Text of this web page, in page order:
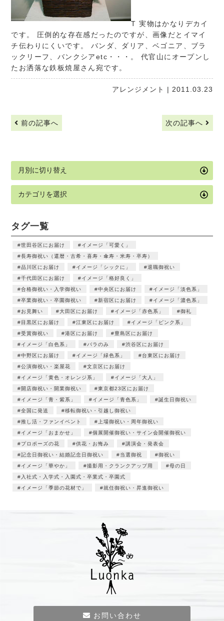
T 実物はかなりデカイ
です。 圧倒的な存在感だったのですが、画像だとイマイ
チ伝わりにくいです。 バンダ、ダリア、ベゴニア、ブラ
ックリーフ、バンクシアetc・・・。 代官山にオープンし
たお洒落な鉄板焼屋さん宛です。
アレンジメント | 2011.03.23
前の記事へ 次の記事へ
タグ一覧
世田谷区にお届け
イメージ「可愛く」
長寿御祝い（還暦・古希・喜寿・傘寿・米寿・卒寿）
品川区にお届け
イメージ「シックに」
退職御祝い
千代田区にお届け
イメージ「格好良く」
合格御祝い・入学御祝い
中央区にお届け
イメージ「淡色系」
卒業御祝い・卒園御祝い
新宿区にお届け
イメージ「濃色系」
お見舞い
大田区にお届け イメージ「赤色系」
御礼
目黒区にお届け
江東区にお届け
イメージ「ピンク系」
受賞御祝い
港区にお届け
豊島区にお届け
イメージ「白色系」
バラのみ
渋谷区にお届け
中野区にお届け
イメージ「緑色系」
台東区にお届け
公演御祝い・楽屋花
文京区にお届け
イメージ「黄色・オレンジ系」
イメージ「大人」
開店御祝い・開業御祝い
東京都23区にお届け
イメージ「青・紫系」
イメージ「青色系」
誕生日御祝い
全国に発送
移転御祝い・引越し御祝い
推し活・ファンイベント
上場御祝い・周年御祝い
イメージ「おまかせ」
個展開催御祝い・サイン会開催御祝い
プロポーズの花
供花・お悔み
講演会・発表会
記念日御祝い・結婚記念日御祝い
当選御祝
御祝い
イメージ「華やか」
撮影用・クランクアップ用
母の日
入社式・入学式・入園式・卒業式・卒園式
イメージ「季節の花材で」
就任御祝い・昇進御祝い
お問い合わせ